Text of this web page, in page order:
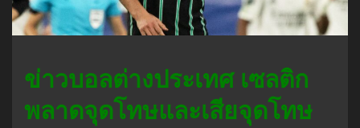
ข่าวบอลต่างประเทศ เซลติก
พลาดจุดโทษและเสียจุดโทษ